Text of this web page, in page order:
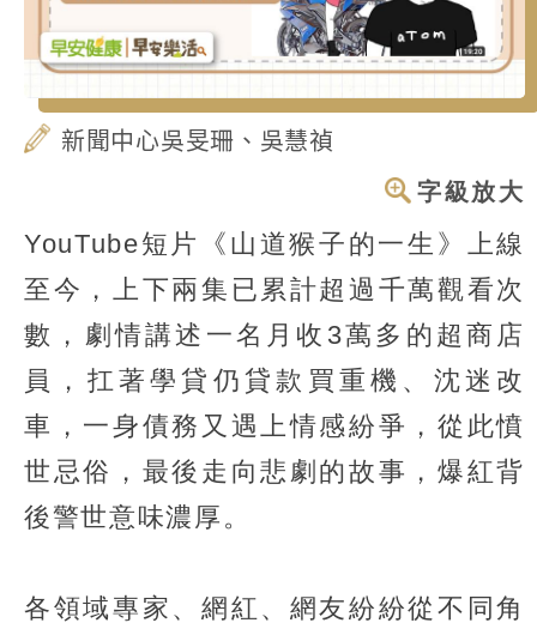
新聞中心吳旻珊、吳慧禎
字級放大
YouTube短片《山道猴子的一生》上線
至今，上下兩集已累計超過千萬觀看次
數，劇情講述一名月收3萬多的超商店
員，扛著學貸仍貸款買重機、沈迷改
車，一身債務又遇上情感紛爭，從此憤
世忌俗，最後走向悲劇的故事，爆紅背
後警世意味濃厚。
各領域專家、網紅、網友紛紛從不同角